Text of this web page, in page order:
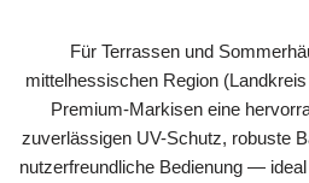
Für Terrassen und
mittelhessischen Region (Landkreis
Premium-Markisen eine
zuverlässigen UV-Schutz, robuste
nutzerfreundliche Bedienung —